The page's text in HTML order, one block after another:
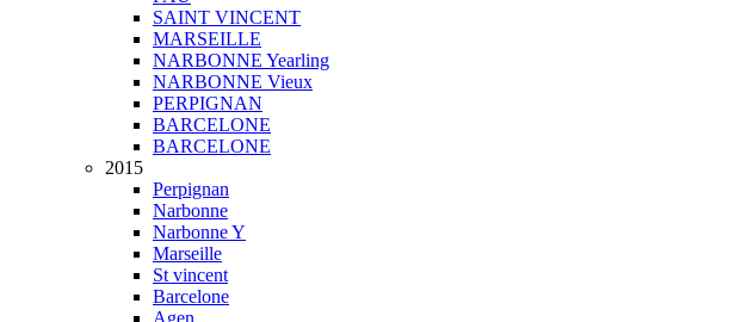
SAINT VINCENT
MARSEILLE
NARBONNE Yearling
NARBONNE Vieux
PERPIGNAN
BARCELONE
BARCELONE
2015
Perpignan
Narbonne
Narbonne Y
Marseille
St vincent
Barcelone
Agen